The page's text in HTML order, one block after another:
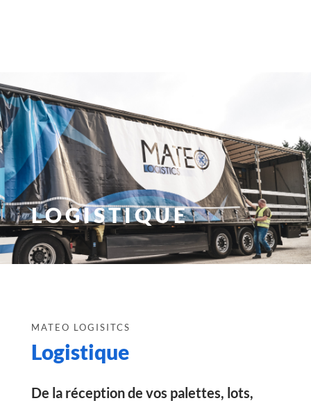
LOGISTIQUE
MATEO LOGISITCS
Logistique
De la réception de vos palettes, lots,